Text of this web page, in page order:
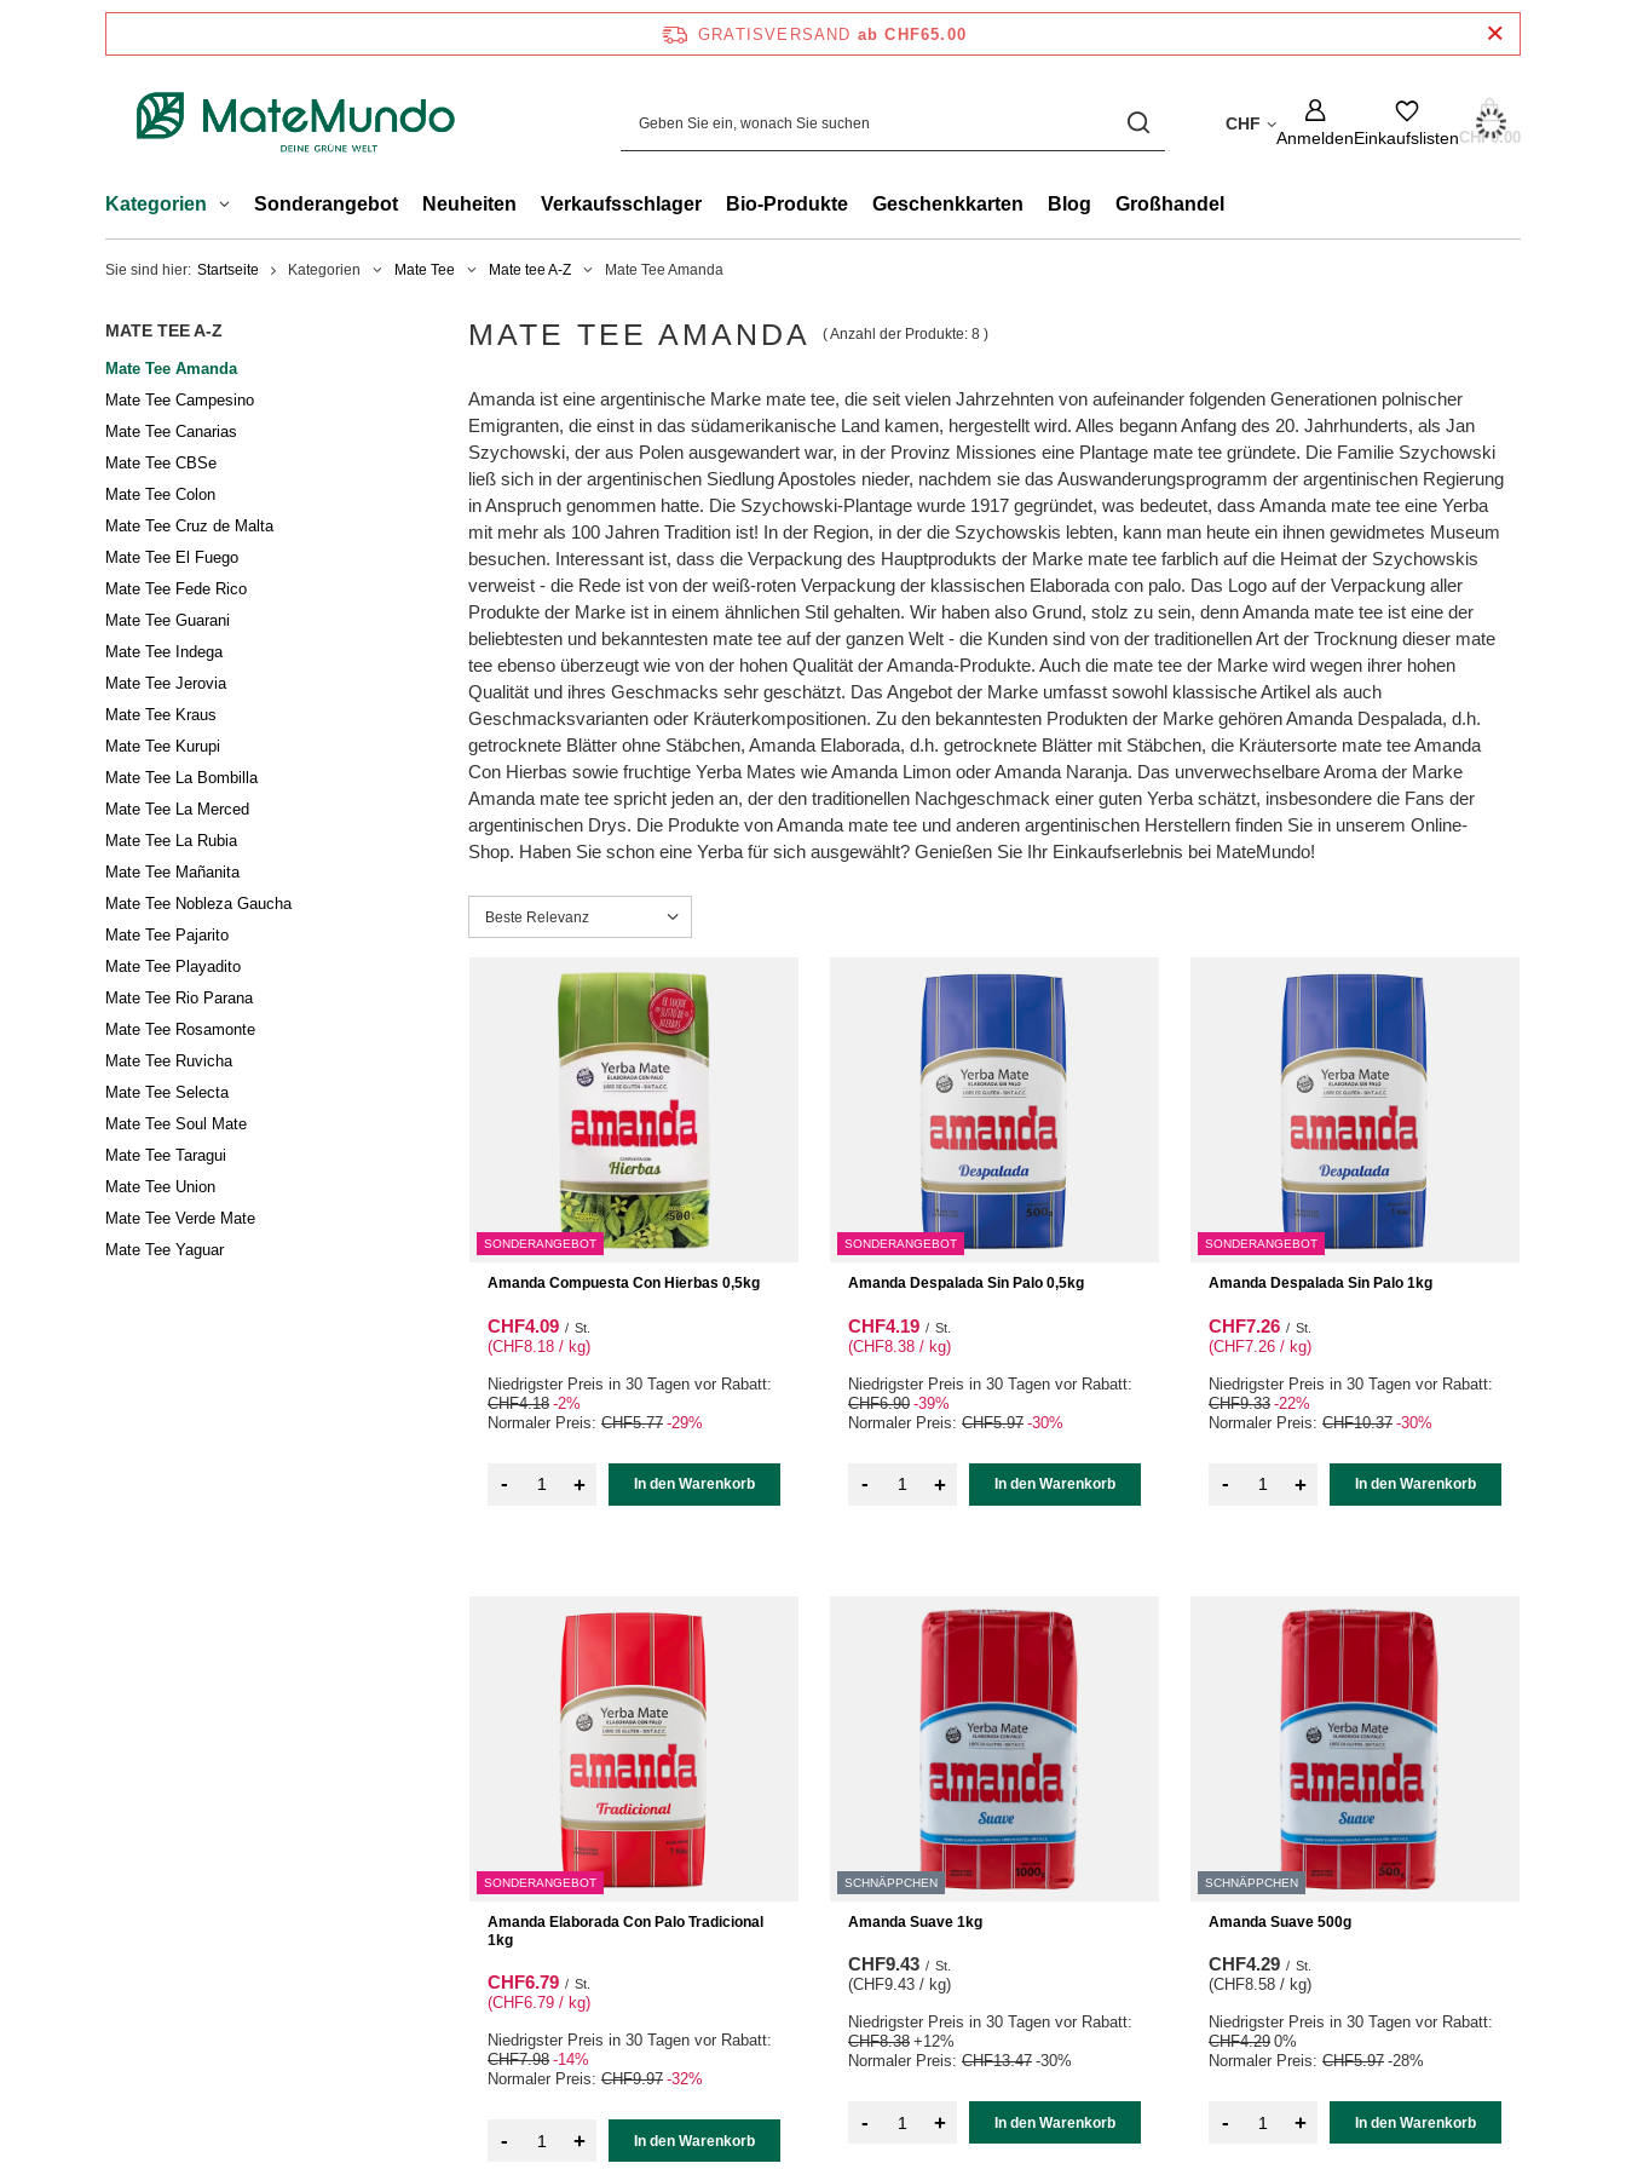
GRATISVERSAND ab CHF65.00
CHF
AnmeldenEinkaufslistenCHF0.00
Kategorien Sonderangebot Neuheiten Verkaufsschlager Bio-Produkte Geschenkkarten Blog Großhandel
Sie sind hier: Startseite Kategorien Mate Tee Mate tee A-Z Mate Tee Amanda
MATE TEE A-Z
Mate Tee Amanda
Mate Tee Campesino
Mate Tee Canarias
Mate Tee CBSe
Mate Tee Colon
Mate Tee Cruz de Malta
Mate Tee El Fuego
Mate Tee Fede Rico
Mate Tee Guarani
Mate Tee Indega
Mate Tee Jerovia
Mate Tee Kraus
Mate Tee Kurupi
Mate Tee La Bombilla
Mate Tee La Merced
Mate Tee La Rubia
Mate Tee Mañanita
Mate Tee Nobleza Gaucha
Mate Tee Pajarito
Mate Tee Playadito
Mate Tee Rio Parana
Mate Tee Rosamonte
Mate Tee Ruvicha
Mate Tee Selecta
Mate Tee Soul Mate
Mate Tee Taragui
Mate Tee Union
Mate Tee Verde Mate
Mate Tee Yaguar
MATE TEE AMANDA ( Anzahl der Produkte: 8 )
Amanda ist eine argentinische Marke mate tee, die seit vielen Jahrzehnten von aufeinander folgenden Generationen polnischer
Emigranten, die einst in das südamerikanische Land kamen, hergestellt wird. Alles begann Anfang des 20. Jahrhunderts, als Jan
Szychowski, der aus Polen ausgewandert war, in der Provinz Missiones eine Plantage mate tee gründete. Die Familie Szychowski
ließ sich in der argentinischen Siedlung Apostoles nieder, nachdem sie das Auswanderungsprogramm der argentinischen Regierung
in Anspruch genommen hatte. Die Szychowski-Plantage wurde 1917 gegründet, was bedeutet, dass Amanda mate tee eine Yerba
mit mehr als 100 Jahren Tradition ist! In der Region, in der die Szychowskis lebten, kann man heute ein ihnen gewidmetes Museum
besuchen. Interessant ist, dass die Verpackung des Hauptprodukts der Marke mate tee farblich auf die Heimat der Szychowskis
verweist - die Rede ist von der weiß-roten Verpackung der klassischen Elaborada con palo. Das Logo auf der Verpackung aller
Produkte der Marke ist in einem ähnlichen Stil gehalten. Wir haben also Grund, stolz zu sein, denn Amanda mate tee ist eine der
beliebtesten und bekanntesten mate tee auf der ganzen Welt - die Kunden sind von der traditionellen Art der Trocknung dieser mate
tee ebenso überzeugt wie von der hohen Qualität der Amanda-Produkte. Auch die mate tee der Marke wird wegen ihrer hohen
Qualität und ihres Geschmacks sehr geschätzt. Das Angebot der Marke umfasst sowohl klassische Artikel als auch
Geschmacksvarianten oder Kräuterkompositionen. Zu den bekanntesten Produkten der Marke gehören Amanda Despalada, d.h.
getrocknete Blätter ohne Stäbchen, Amanda Elaborada, d.h. getrocknete Blätter mit Stäbchen, die Kräutersorte mate tee Amanda
Con Hierbas sowie fruchtige Yerba Mates wie Amanda Limon oder Amanda Naranja. Das unverwechselbare Aroma der Marke
Amanda mate tee spricht jeden an, der den traditionellen Nachgeschmack einer guten Yerba schätzt, insbesondere die Fans der
argentinischen Drys. Die Produkte von Amanda mate tee und anderen argentinischen Herstellern finden Sie in unserem Online-
Shop. Haben Sie schon eine Yerba für sich ausgewählt? Genießen Sie Ihr Einkaufserlebnis bei MateMundo!
Sortierung ändern
Beste Relevanz
SONDERANGEBOT
Amanda Compuesta Con Hierbas 0,5kg
CHF4.09 / St.
(CHF8.18 / kg)
Niedrigster Preis in 30 Tagen vor Rabatt:
CHF4.18 -2%
Normaler Preis: CHF5.77 -29%
- + In den Warenkorb
SONDERANGEBOT
Amanda Despalada Sin Palo 0,5kg
CHF4.19 / St.
(CHF8.38 / kg)
Niedrigster Preis in 30 Tagen vor Rabatt:
CHF6.90 -39%
Normaler Preis: CHF5.97 -30%
- + In den Warenkorb
SONDERANGEBOT
Amanda Despalada Sin Palo 1kg
CHF7.26 / St.
(CHF7.26 / kg)
Niedrigster Preis in 30 Tagen vor Rabatt:
CHF9.33 -22%
Normaler Preis: CHF10.37 -30%
- + In den Warenkorb
SONDERANGEBOT
Amanda Elaborada Con Palo Tradicional
1kg
CHF6.79 / St.
(CHF6.79 / kg)
Niedrigster Preis in 30 Tagen vor Rabatt:
CHF7.98 -14%
Normaler Preis: CHF9.97 -32%
- + In den Warenkorb
SCHNÄPPCHEN
Amanda Suave 1kg
CHF9.43 / St.
(CHF9.43 / kg)
Niedrigster Preis in 30 Tagen vor Rabatt:
CHF8.38 +12%
Normaler Preis: CHF13.47 -30%
- + In den Warenkorb
SCHNÄPPCHEN
Amanda Suave 500g
CHF4.29 / St.
(CHF8.58 / kg)
Niedrigster Preis in 30 Tagen vor Rabatt:
CHF4.29 0%
Normaler Preis: CHF5.97 -28%
- + In den Warenkorb